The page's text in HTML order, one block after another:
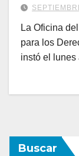
La Oficina
para los
instó el
Buscar